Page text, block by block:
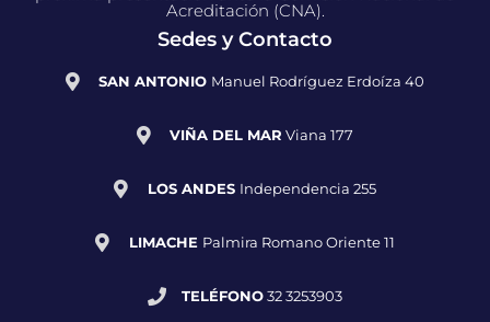
Acreditación (CNA).
Sedes y Contacto
SAN ANTONIO Manuel Rodríguez Erdoíza 40
VIÑA DEL MAR Viana 177
LOS ANDES Independencia 255
LIMACHE Palmira Romano Oriente 11
TELÉFONO32 3253903